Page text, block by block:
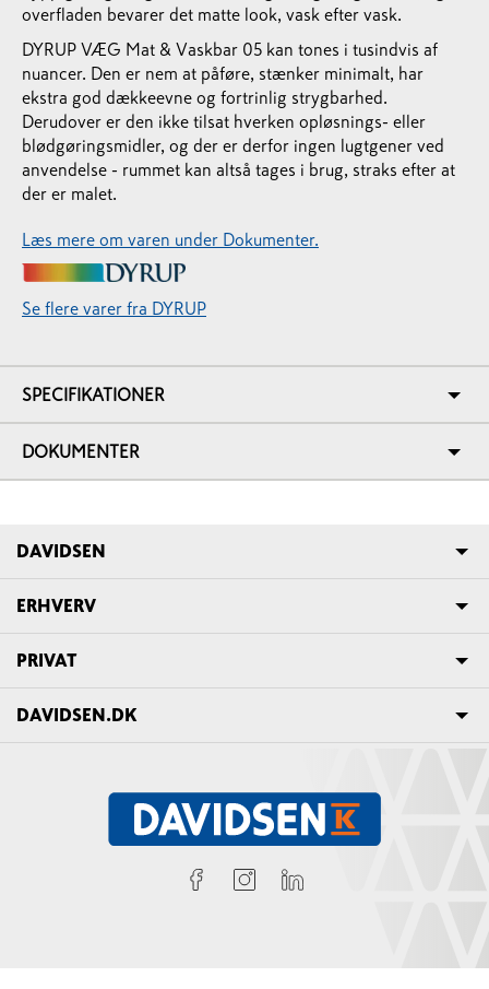
overfladen bevarer det matte look, vask efter vask.
DYRUP VÆG Mat & Vaskbar 05 kan tones i tusindvis af
nuancer. Den er nem at påføre, stænker minimalt, har
ekstra god dækkeevne og fortrinlig strygbarhed.
Derudover er den ikke tilsat hverken opløsnings- eller
blødgøringsmidler, og der er derfor ingen lugtgener ved
anvendelse - rummet kan altså tages i brug, straks efter at
der er malet.
Læs mere om varen under Dokumenter.
Se flere varer fra DYRUP
SPECIFIKATIONER
DOKUMENTER
DAVIDSEN
ERHVERV
PRIVAT
DAVIDSEN.DK